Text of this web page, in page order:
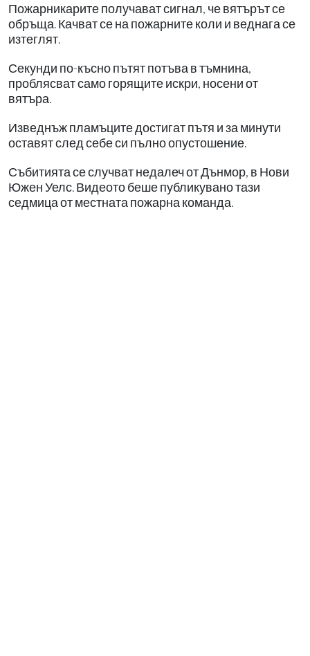
Пожарникарите получават сигнал, че вятърът се
обръща. Качват се на пожарните коли и веднага се
изтеглят.
Секунди по-късно пътят потъва в тъмнина,
проблясват само горящите искри, носени от
вятъра.
Изведнъж пламъците достигат пътя и за минути
оставят след себе си пълно опустошение.
Събитията се случват недалеч от Дънмор, в Нови
Южен Уелс. Видеото беше публикувано тази
седмица от местната пожарна команда.